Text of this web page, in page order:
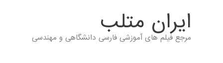
ايران متلب
مرجع فیلم های آموزشی فارسی دانشگاهی و مهندسی